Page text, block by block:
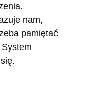
nam,
pamiętać